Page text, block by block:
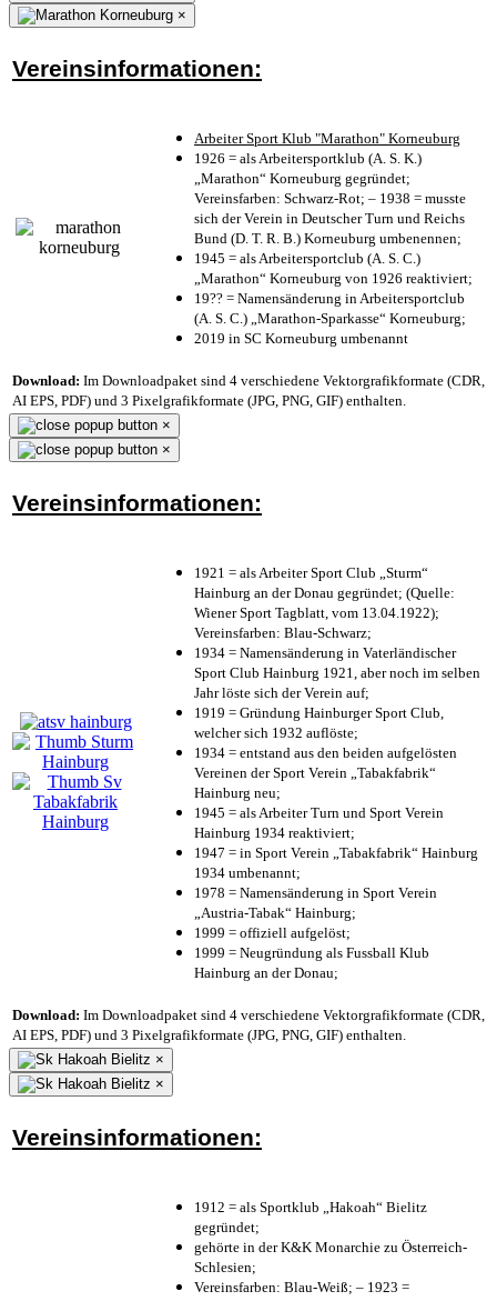
×
Vereinsinformationen:
Arbeiter Sport Klub "Marathon" Korneuburg
1926 = als Arbeitersportklub (A. S. K.)
„Marathon“ Korneuburg gegründet;
Vereinsfarben: Schwarz-Rot; – 1938 = musste
sich der Verein in Deutscher Turn und Reichs
Bund (D. T. R. B.) Korneuburg umbenennen;
1945 = als Arbeitersportclub (A. S. C.)
„Marathon“ Korneuburg von 1926 reaktiviert;
19?? = Namensänderung in Arbeitersportclub
(A. S. C.) „Marathon-Sparkasse“ Korneuburg;
2019 in SC Korneuburg umbenannt
Download: Im Downloadpaket sind 4 verschiedene Vektorgrafikformate (CDR,
AI EPS, PDF) und 3 Pixelgrafikformate (JPG, PNG, GIF) enthalten.
×
×
Vereinsinformationen:
1921 = als Arbeiter Sport Club „Sturm“
Hainburg an der Donau gegründet; (Quelle:
Wiener Sport Tagblatt, vom 13.04.1922);
Vereinsfarben: Blau-Schwarz;
1934 = Namensänderung in Vaterländischer
Sport Club Hainburg 1921, aber noch im selben
Jahr löste sich der Verein auf;
1919 = Gründung Hainburger Sport Club,
welcher sich 1932 auflöste;
1934 = entstand aus den beiden aufgelösten
Vereinen der Sport Verein „Tabakfabrik“
Hainburg neu;
1945 = als Arbeiter Turn und Sport Verein
Hainburg 1934 reaktiviert;
1947 = in Sport Verein „Tabakfabrik“ Hainburg
1934 umbenannt;
1978 = Namensänderung in Sport Verein
„Austria-Tabak“ Hainburg;
1999 = offiziell aufgelöst;
1999 = Neugründung als Fussball Klub
Hainburg an der Donau;
Download: Im Downloadpaket sind 4 verschiedene Vektorgrafikformate (CDR,
AI EPS, PDF) und 3 Pixelgrafikformate (JPG, PNG, GIF) enthalten.
×
×
Vereinsinformationen:
1912 = als Sportklub „Hakoah“ Bielitz
gegründet;
gehörte in der K&K Monarchie zu Österreich-
Schlesien;
Vereinsfarben: Blau-Weiß; – 1923 =